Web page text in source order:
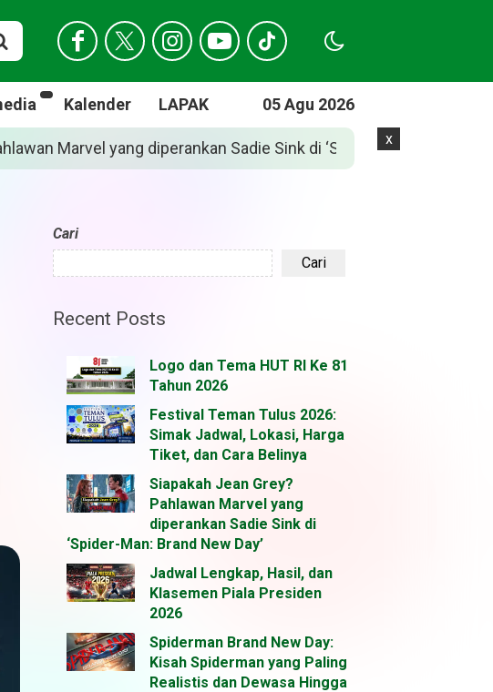
Kalender LAPAK 05 Agu 2026
Man: Brand New Day’ Jadwal Lengkap, Hasil,
Cari
Cari
Recent Posts
Logo dan Tema HUT RI Ke 81
Tahun 2026
Festival Teman Tulus 2026:
Simak Jadwal, Lokasi, Harga
Tiket, dan Cara Belinya
Siapakah Jean Grey?
Pahlawan Marvel yang
diperankan Sadie Sink di
‘Spider-Man: Brand New Day’
Jadwal Lengkap, Hasil, dan
Klasemen Piala Presiden
2026
Spiderman Brand New Day:
Kisah Spiderman yang Paling
Realistis dan Dewasa Hingga
x